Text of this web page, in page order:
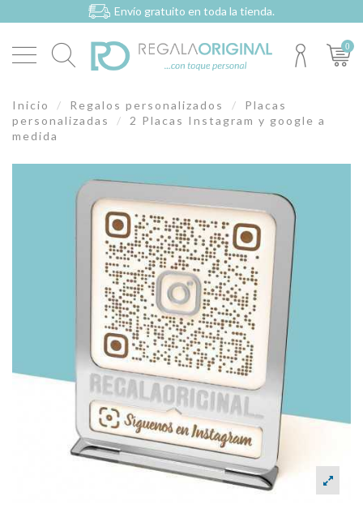
Envío gratuito en toda la tienda.
0
Inicio Regalos personalizados
Placas
personalizadas
2 Placas Instagram y google a
medida